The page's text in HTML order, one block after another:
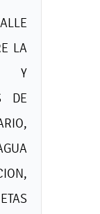
LA
Y
DE